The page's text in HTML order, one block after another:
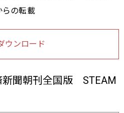
らの転載
ウンロード
聞朝刊全国版 STEAM